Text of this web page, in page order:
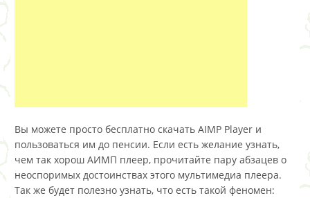
Вы можете просто бесплатно скачать AIMP Player и
пользоваться им до пенсии. Если есть желание узнать,
чем так хорош АИМП плеер, прочитайте пару абзацев о
неоспоримых достоинствах этого мультимедиа плеера.
Так же будет полезно узнать, что есть такой феномен: